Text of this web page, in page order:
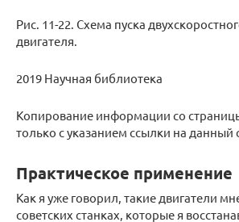
Рис. 11-22. Схема пуска
двигателя.
2019 Научная библиотека
Копирование информации со
только с указанием ссылки на данный
Практическое применение
Как я уже говорил, такие двигатели
советских станках, которые я